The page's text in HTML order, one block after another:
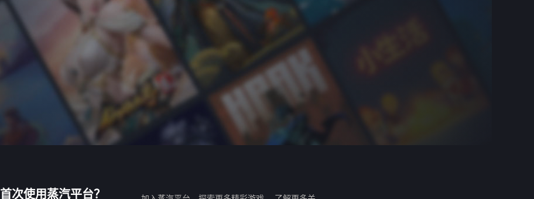
首次使用蒸汽平台？